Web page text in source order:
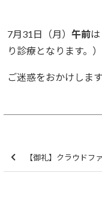
7月31日（月） 午前は
り診療となります。）
ご迷惑をおかけしま
【御礼】クラウドフ